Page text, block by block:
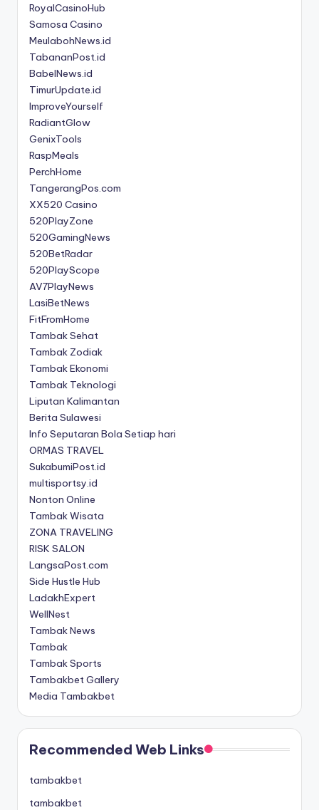
RoyalCasinoHub
Samosa Casino
MeulabohNews.id
TabananPost.id
BabelNews.id
TimurUpdate.id
ImproveYourself
RadiantGlow
GenixTools
RaspMeals
PerchHome
TangerangPos.com
XX520 Casino
520PlayZone
520GamingNews
520BetRadar
520PlayScope
AV7PlayNews
LasiBetNews
FitFromHome
Tambak Sehat
Tambak Zodiak
Tambak Ekonomi
Tambak Teknologi
Liputan Kalimantan
Berita Sulawesi
Info Seputaran Bola Setiap hari
ORMAS TRAVEL
SukabumiPost.id
multisportsy.id
Nonton Online
Tambak Wisata
ZONA TRAVELING
RISK SALON
LangsaPost.com
Side Hustle Hub
LadakhExpert
WellNest
Tambak News
Tambak
Tambak Sports
Tambakbet Gallery
Media Tambakbet
Recommended Web Links
tambakbet
tambakbet